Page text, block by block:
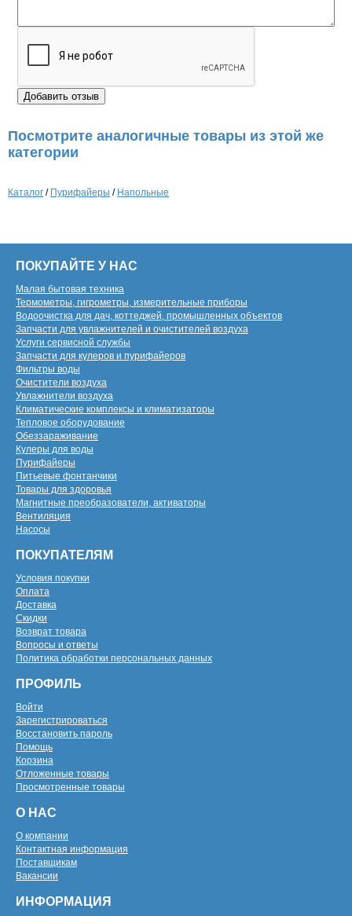
Посмотрите аналогичные товары из этой же
категории
Каталог / Пурифайеры / Напольные
ПОКУПАЙТЕ У НАС
Малая бытовая техника
Термометры, гигрометры, измерительные приборы
Водоочистка для дач, коттеджей, промышленных объектов
Запчасти для увлажнителей и очистителей воздуха
Услуги сервисной службы
Запчасти для кулеров и пурифайеров
Фильтры воды
Очистители воздуха
Увлажнители воздуха
Климатические комплексы и климатизаторы
Тепловое оборудование
Обеззараживание
Кулеры для воды
Пурифайеры
Питьевые фонтанчики
Товары для здоровья
Магнитные преобразователи, активаторы
Вентиляция
Насосы
ПОКУПАТЕЛЯМ
Условия покупки
Оплата
Доставка
Скидки
Возврат товара
Вопросы и ответы
Политика обработки персональных данных
ПРОФИЛЬ
Войти
Зарегистрироваться
Восстановить пароль
Помощь
Корзина
Отложенные товары
Просмотренные товары
О НАС
О компании
Контактная информация
Поставщикам
Вакансии
ИНФОРМАЦИЯ